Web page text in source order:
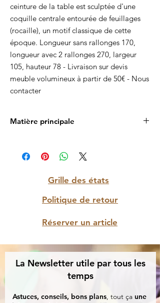
ceinture de la table est sculptée d'une
coquille centrale entourée de feuillages
(rocaille), un motif classique de cette
époque. Longueur sans rallonges 170,
longueur avec 2 rallonges 270, largeur
105, hauteur 78 - Livraison sur devis
meuble volumineux à partir de 50€ - Nous
contacter
Matière principale
Grille des états
Politique de retour
Réserver un article
La Newsletter utile par tous les
temps
Astuces, conseils, bons plans, tout ça une